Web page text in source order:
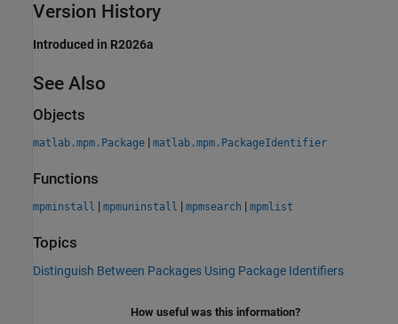
Version History
Introduced in R2026a
See Also
Objects
matlab.mpm.Package | matlab.mpm.PackageIdentifier
Functions
mpminstall | mpmuninstall | mpmsearch | mpmlist
Topics
Distinguish Between Packages Using Package Identifiers
How useful was this information?